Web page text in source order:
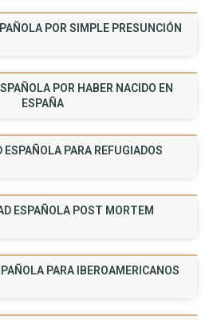
POR SIMPLE PRESUNCIÓN
POR HABER NACIDO EN
ESPAÑA
ESPAÑOLA PARA REFUGIADOS
ESPAÑOLA POST MORTEM
PARA IBEROAMERICANOS